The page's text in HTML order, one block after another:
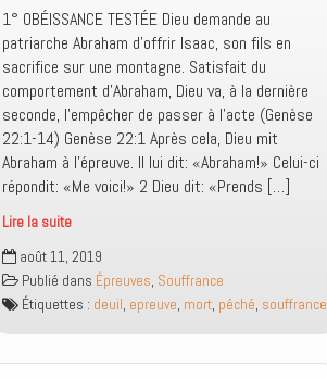
1° OBÉISSANCE TESTÉE Dieu demande au
patriarche Abraham d’offrir Isaac, son fils en
sacrifice sur une montagne. Satisfait du
comportement d’Abraham, Dieu va, à la dernière
seconde, l’empêcher de passer à l’acte (Genèse
22:1-14) Genèse 22:1 Après cela, Dieu mit
Abraham à l’épreuve. Il lui dit: «Abraham!» Celui-ci
répondit: «Me voici!» 2 Dieu dit: «Prends […]
Lire la suite
Sept
récits
d’annonce
de
avec
août 11, 2019
Publié dans Épreuves, Souffrance
Étiquettes : deuil, epreuve, mort, péché, souffrance